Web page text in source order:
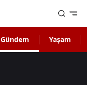
Gündem Yaşam